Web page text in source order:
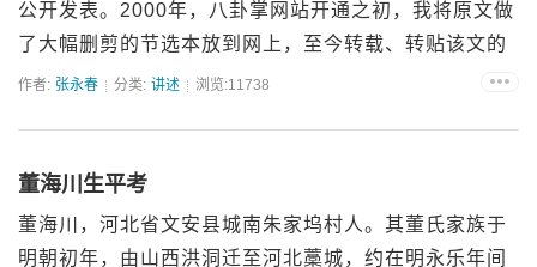
公开发表。2000年，八卦掌网站开通之初，我将原文做
了大幅删剪的节选本放到网上，至今转载、转贴该文的
网站不下百余家。可惜其中绝少给予署名或注明出处。
作者: 张永春 分类: 讲述 浏览:11738
董海川生平考
董海川，河北省文安县城南朱家坞村人。其董氏家族于
明朝初年，由山西洪洞迁至河北藁城，约在明永乐年间